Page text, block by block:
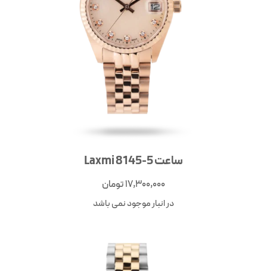
ساعت Laxmi 8145-5
17,300,000تومان
در انبار موجود نمی باشد